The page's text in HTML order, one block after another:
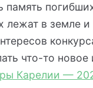
память
лежат в земле
что-то новое
Карелии —